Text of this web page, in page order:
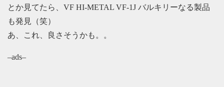
とか見てたら、VF HI-METAL VF-1J バルキリーなる製品
も発見（笑）
あ、これ、良さそうかも。。
–ads–